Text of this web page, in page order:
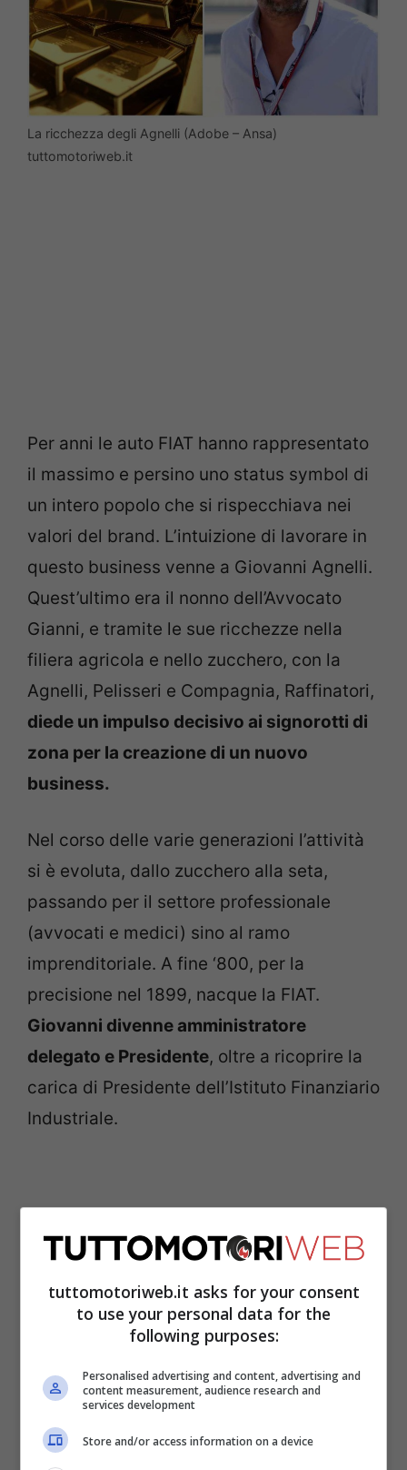
La ricchezza degli Agnelli (Adobe – Ansa)
tuttomotoriweb.it
Per anni le auto FIAT hanno rappresentato
il massimo e persino uno status symbol di
un intero popolo che si rispecchiava nei
valori del brand. L’intuizione di lavorare in
questo business venne a Giovanni Agnelli.
Quest’ultimo era il nonno dell’Avvocato
Gianni, e tramite le sue ricchezze nella
filiera agricola e nello zucchero, con la
Agnelli, Pelisseri e Compagnia, Raffinatori,
diede un impulso decisivo ai signorotti di
zona per la creazione di un nuovo
business.
Nel corso delle varie generazioni l’attività
si è evoluta, dallo zucchero alla seta,
passando per il settore professionale
(avvocati e medici) sino al ramo
imprenditoriale. A fine ‘800, per la
precisione nel 1899, nacque la FIAT.
Giovanni divenne amministratore
delegato e Presidente, oltre a ricoprire la
carica di Presidente dell’Istituto Finanziario
Industriale.
L’impero della casa del Lingotto nacque
così e crebbe a dismisura dopo la seconda
tuttomotoriweb.it asks for your consent
to use your personal data for the
following purposes:
Personalised advertising and content, advertising and
content measurement, audience research and
services development
Store and/or access information on a device